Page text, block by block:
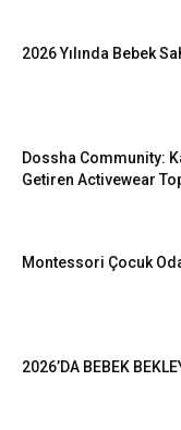
2026 Yılında Bebek
Dossha Community:
Getiren Activewear
Montessori Çocuk
2026’DA BEBEK